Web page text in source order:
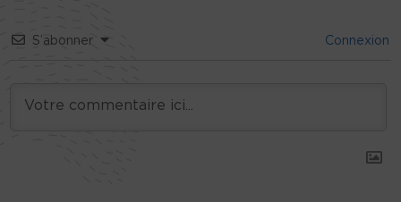
S’abonner Connexion